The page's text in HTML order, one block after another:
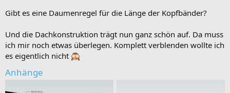
Gibt es eine Daumenregel für die Länge der Kopfbänder?
Und die Dachkonstruktion trägt nun ganz schön auf. Da muss
ich mir noch etwas überlegen. Komplett verblenden wollte ich
es eigentlich nicht
Anhänge